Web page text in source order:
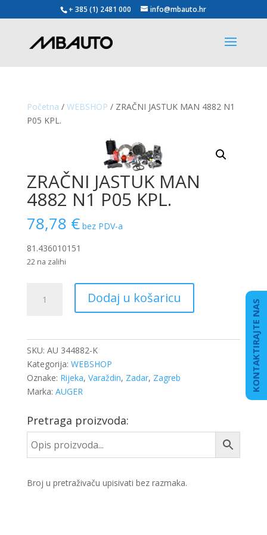
+ 385 (1) 2481 000 info@mbauto.hr
Početna / WEBSHOP / ZRAČNI JASTUK MAN 4882 N1
P05 KPL.
ZRAČNI JASTUK MAN
4882 N1 P05 KPL.
78,78 € bez PDV-a
81.436010151
22 na zalihi
JASTUK
količina
Dodaj u košaricu
SKU: AU 344882-K
Kategorija: WEBSHOP
Oznake: Rijeka, Varaždin, Zadar, Zagreb
Marka: AUGER
Pretraga proizvoda:
Broj u pretraživaču upisivati bez razmaka.
KONTAKTIRAJTE NAS